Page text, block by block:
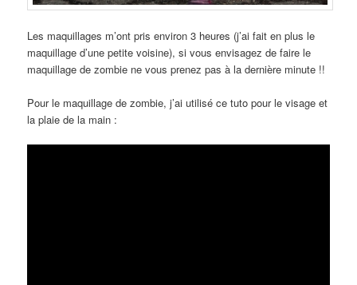
Les maquillages m’ont pris environ 3 heures (j’ai fait en plus le
maquillage d’une petite voisine), si vous envisagez de faire le
maquillage de zombie ne vous prenez pas à la dernière minute !!
Pour le maquillage de zombie, j’ai utilisé ce tuto pour le visage et
la plaie de la main :